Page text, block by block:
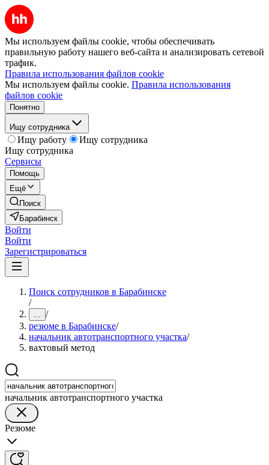
Мы используем файлы cookie, чтобы обеспечивать
правильную работу нашего веб-сайта и анализировать сетевой
трафик.
Правила использования файлов cookie
Мы используем файлы cookie. Правила использования
файлов cookie
Понятно
Ищу сотрудника
Ищу работу
Ищу сотрудника
Ищу сотрудника
Сервисы
Помощь
Ещё
Поиск
Барабинск
Войти
Войти
Зарегистрироваться
Поиск сотрудников в Барабинске
/
... /
резюме в Барабинске/
начальник автотранспортного участка/
вахтовый метод
начальник автотранспортного участка
Резюме